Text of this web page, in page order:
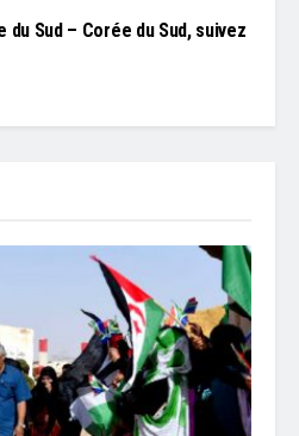
Sud – Corée du Sud, suivez